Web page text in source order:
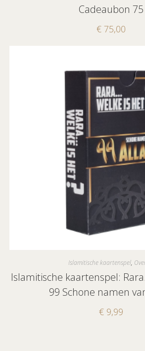
Cadeaubon 75
€75,00
Islamitische kaartenspel,
Islamitische kaartenspel:
99 Schone namen
€9,99